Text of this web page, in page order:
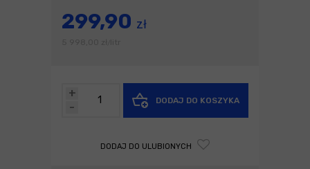
299,90 zł
-
+
DODAJ DO KOSZYKA
DODAJ DO ULUBIONYCH